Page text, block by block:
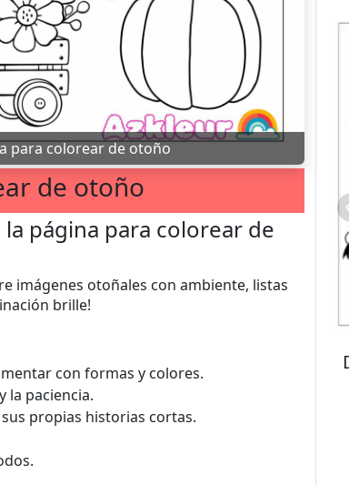
para colorear de otoño
de otoño
página para colorear de
imágenes otoñales con ambiente, listas
brille!
con formas y colores.
la paciencia.
propias historias cortas.